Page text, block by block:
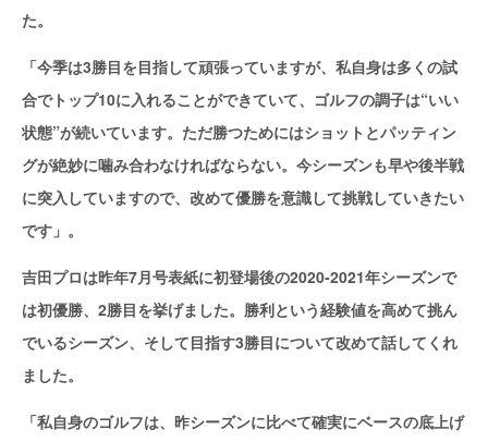
た。
「今季は3勝目を目指して頑張っていますが、私自身は多くの試
合でトップ10に入れることができていて、ゴルフの調子は“いい
状態”が続いています。ただ勝つためにはショットとパッティン
グが絶妙に噛み合わなければならない。今シーズンも早や後半戦
に突入していますので、改めて優勝を意識して挑戦していきたい
です」。
吉田プロは昨年7月号表紙に初登場後の2020‐2021年シーズンで
は初優勝、2勝目を挙げました。勝利という経験値を高めて挑ん
でいるシーズン、そして目指す3勝目について改めて話してくれ
ました。
「私自身のゴルフは、昨シーズンに比べて確実にベースの底上げ